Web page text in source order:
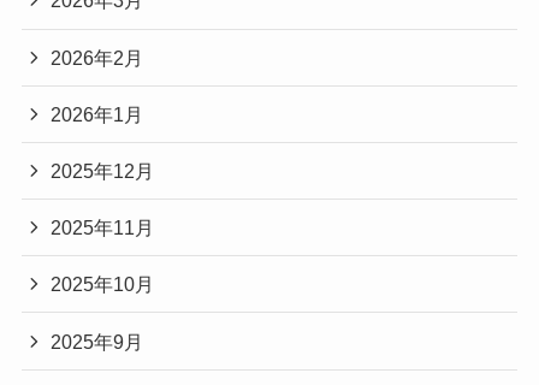
2026年2月
2026年1月
2025年12月
2025年11月
2025年10月
2025年9月